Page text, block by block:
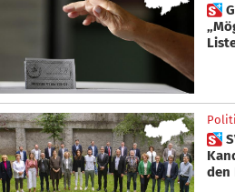
 Gemeinderatswahlen:
 SVP sucht noch 2
den